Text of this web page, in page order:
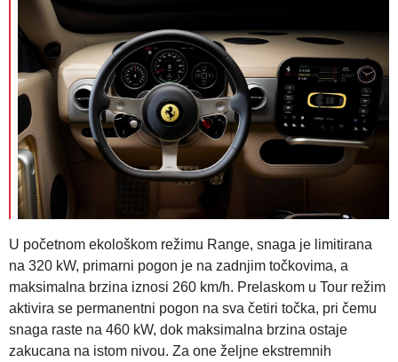
U početnom ekološkom režimu Range, snaga je limitirana
na 320 kW, primarni pogon je na zadnjim točkovima, a
maksimalna brzina iznosi 260 km/h. Prelaskom u Tour režim
aktivira se permanentni pogon na sva četiri točka, pri čemu
snaga raste na 460 kW, dok maksimalna brzina ostaje
zakucana na istom nivou. Za one željne ekstremnih